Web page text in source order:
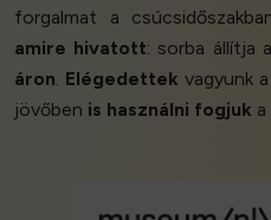
forgalmat a
amire hivatott: sorba állítja
áron. Elégedettek vagyunk
jövőben is használni fogjuk